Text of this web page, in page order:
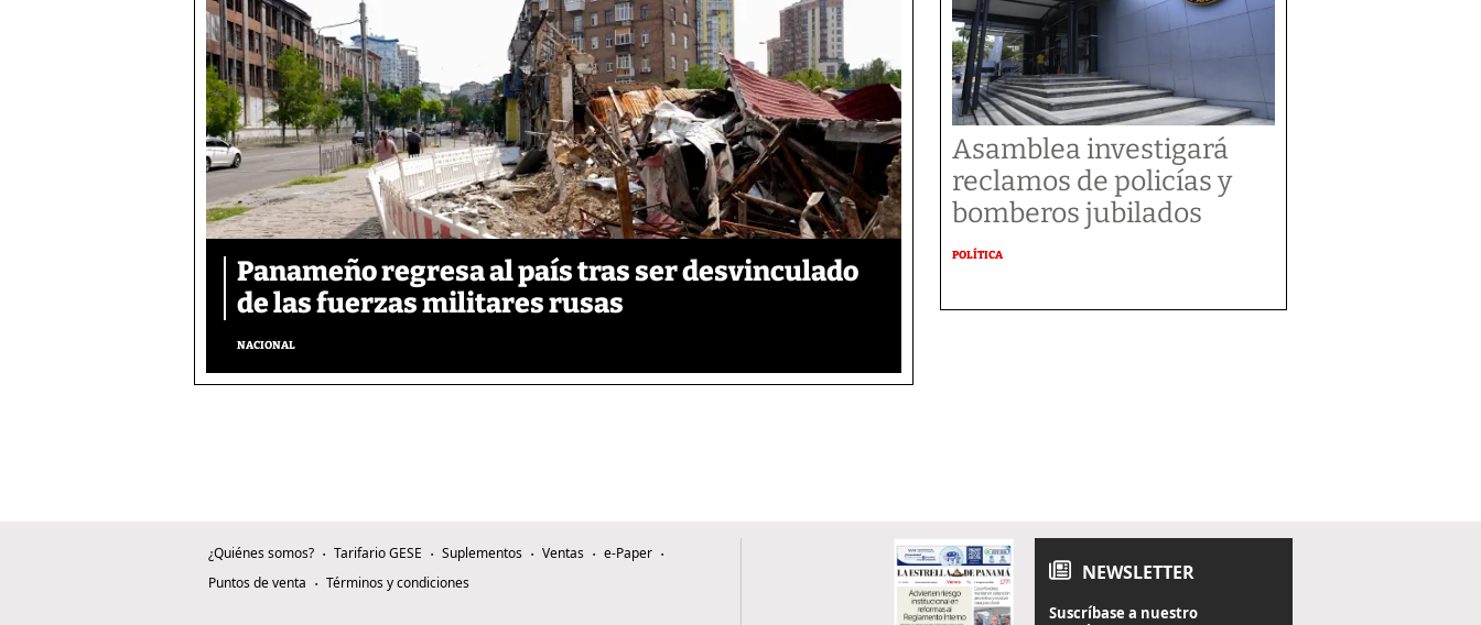
Panameño regresa al país tras ser desvinculado
de las fuerzas militares rusas
NACIONAL
Asamblea investigará
reclamos de policías y
bomberos jubilados
POLÍTICA
¿Quiénes somos? Tarifario GESE Suplementos Ventas
e-Paper
Puntos de venta
Términos y condiciones NEWSLETTER
Suscríbase a nuestro